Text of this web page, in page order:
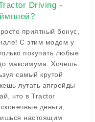
Driving -
приятный бонус,
С этим модом у
покупать любые
максимума. Хочешь
самый крутой
лутать апгрейды
что в Tractor
деньги,
настоящим